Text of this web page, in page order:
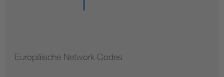
Europäische Network Codes